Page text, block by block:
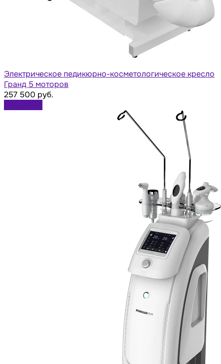
Электрическое педикюрно-косметологическое кресло
Гранд 5 моторов
257 500 руб.